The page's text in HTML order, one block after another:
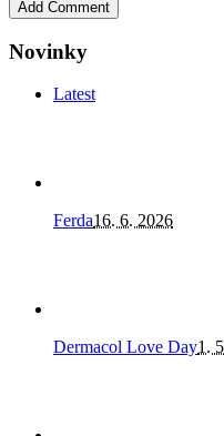
Novinky
Latest
Ferda16. 6. 2026
Dermacol Love Day1.